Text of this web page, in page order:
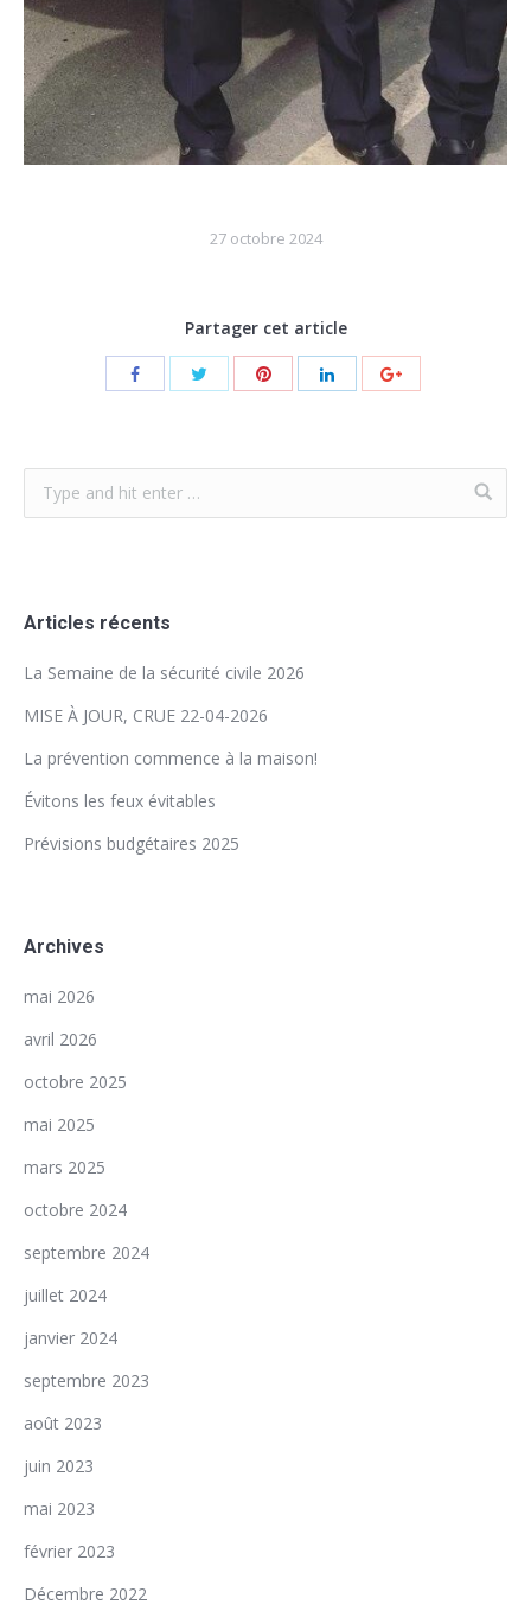
27 octobre 2024
Partager cet article
Articles récents
La Semaine de la sécurité civile 2026
MISE À JOUR, CRUE 22-04-2026
La prévention commence à la maison!
Évitons les feux évitables
Prévisions budgétaires 2025
Archives
mai 2026
avril 2026
octobre 2025
mai 2025
mars 2025
octobre 2024
septembre 2024
juillet 2024
janvier 2024
septembre 2023
août 2023
juin 2023
mai 2023
février 2023
Décembre 2022